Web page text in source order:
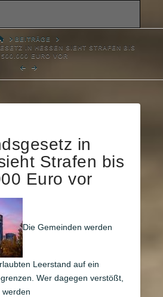
HOMEBEITRÄGE
IN HESSEN SIEHT STRAFEN BIS
500.000 EURO VOR
in
Strafen bis
Euro vor
Die Gemeinden werden
Leerstand auf ein
Wer dagegen verstößt,
werden